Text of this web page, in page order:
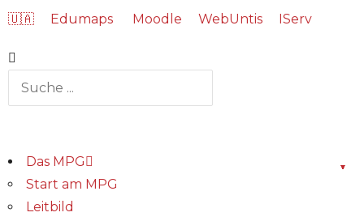
🇺🇦 Edumaps Moodle WebUntis IServ
Das MPG
Start am MPG
Leitbild